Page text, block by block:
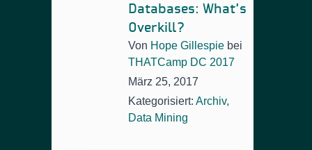
Databases: What’s
Overkill?
Von Hope Gillespie bei
THATCamp DC 2017
März 25, 2017
Kategorisiert: Archiv,
Data Mining